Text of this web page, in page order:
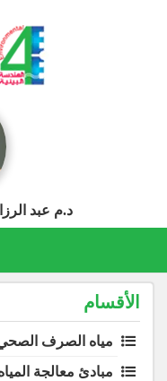
د.م عبد
الأقسام
مياه الصرف
مبادئ معالجة